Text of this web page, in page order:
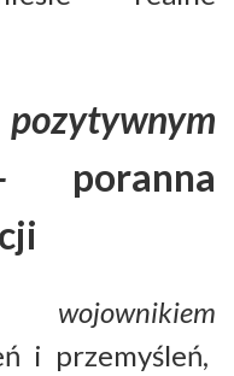
– poranna
wojownikiem
i przemyśleń,